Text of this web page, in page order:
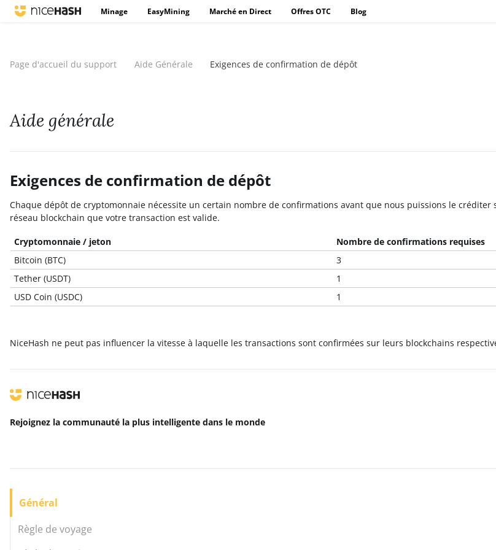
Minage EasyMining Marché en Direct Offres OTC Blog
Page d'accueil du support Aide Générale Exigences de confirmation de dépôt
Aide générale
Exigences de confirmation de dépôt
Chaque dépôt de cryptomonnaie nécessite un certain nombre de confirmations avant que nous puissions le
réseau blockchain que votre transaction est valide.
Cryptomonnaie / jeton
Nombre de confirmations requises
Bitcoin (BTC)
3
Tether (USDT)
1
USD Coin (USDC)
1
NiceHash ne peut pas influencer la vitesse à laquelle les transactions sont confirmées sur leurs blockchains
Rejoignez la communauté la plus intelligente dans le monde
Général
Règle de voyage